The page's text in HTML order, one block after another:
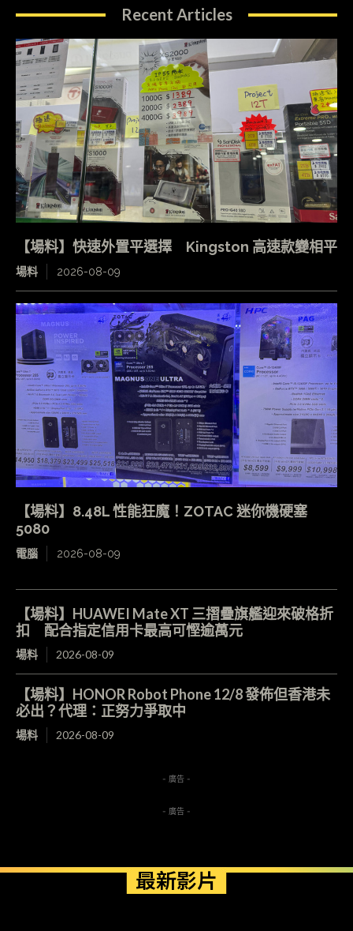
Recent Articles
【場料】快速外置平選擇 Kingston 高速款變相平
場料 2026-08-09
【場料】8.48L 性能狂魔！ZOTAC 迷你機硬塞
5080
電腦 2026-08-09
【場料】HUAWEI Mate XT 三摺疊旗艦迎來破格折
扣 配合指定信用卡最高可慳逾萬元
場料 2026-08-09
【場料】HONOR Robot Phone 12/8 發佈但香港未
必出？代理：正努力爭取中
場料 2026-08-09
- 廣告 -
- 廣告 -
最新影片